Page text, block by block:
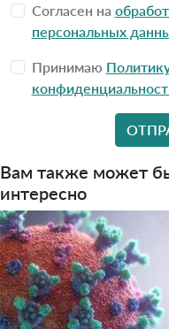
Согласен на
персональных
Принимаю
Вам также может
интересно